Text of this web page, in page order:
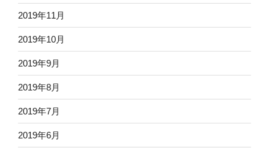
2019年11月
2019年10月
2019年9月
2019年8月
2019年7月
2019年6月